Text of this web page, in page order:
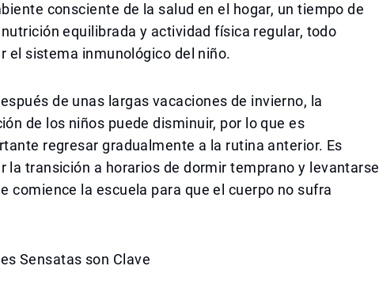
consciente de la salud en el hogar, un tiempo de
equilibrada y actividad física regular, todo
el sistema inmunológico del niño.
de unas largas vacaciones de invierno, la
de los niños puede disminuir, por lo que es
regresar gradualmente a la rutina anterior. Es
la transición a horarios de dormir temprano y levantarse
comience la escuela para que el cuerpo no sufra
Sensatas son Clave